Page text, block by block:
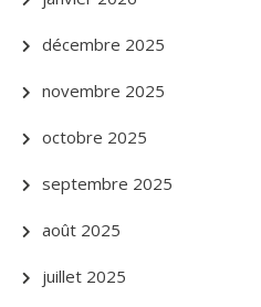
décembre 2025
novembre 2025
octobre 2025
septembre 2025
août 2025
juillet 2025